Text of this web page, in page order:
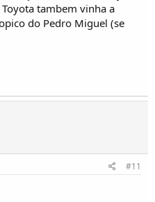
tambem vinha a
do Pedro Miguel (se
#11